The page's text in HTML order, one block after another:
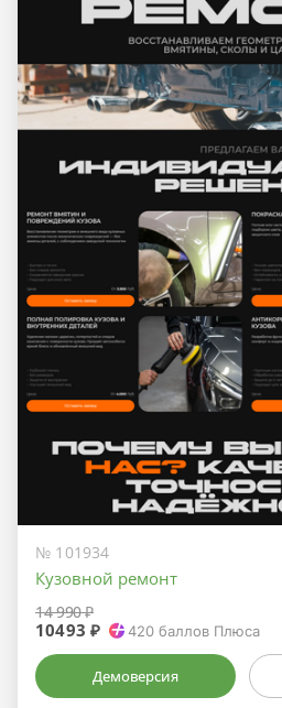
№ 101934
Кузовной ремонт
14 990 ₽
10493 ₽ 420 баллов Плюса
Демоверсия